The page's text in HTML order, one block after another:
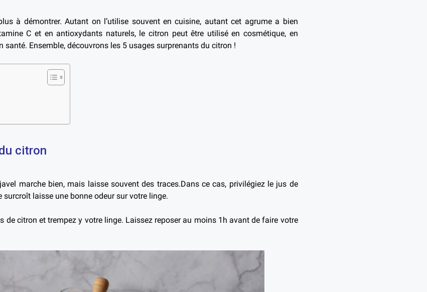
à démontrer. Autant on l’utilise souvent en cuisine, autant cet agrume a bien
C et en antioxydants naturels, le citron peut être utilisé en cosmétique, en
santé. Ensemble, découvrons les 5 usages surprenants du citron !
citron
marche bien, mais laisse souvent des traces.Dans ce cas, privilégiez le jus de
laisse une bonne odeur sur votre linge.
de citron et trempez y votre linge. Laissez reposer au moins 1h avant de faire votre